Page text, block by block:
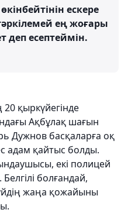
ескере
ең жоғары
деп есептеймін.
қыркүйегінде
Ақбұлақ шағын
Дужнов басқаларға оқ
адам қайтыс болды.
екі полицей
болғандай,
жаңа қожайыны